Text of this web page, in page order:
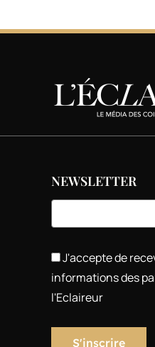
NEWSLETTER
J'accepte de
informations des
l'Eclaireur